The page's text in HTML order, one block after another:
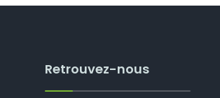
Retrouvez-nous